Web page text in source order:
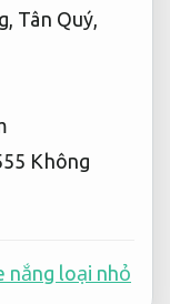
Tân Quý,
Không
nắng loại nhỏ